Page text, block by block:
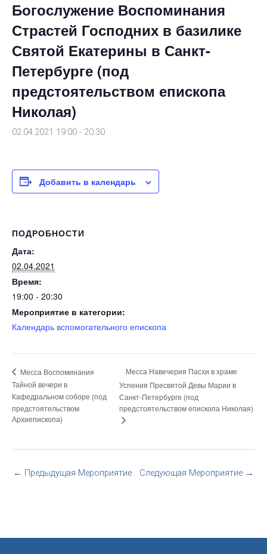
Богослужение Воспоминания
Страстей Господних в базилике
Святой Екатерины в Санкт-
Петербурге (под
предстоятельством епископа
Николая)
02.04.2021 19:00 - 20:30
Добавить в календарь
ПОДРОБНОСТИ
Дата:
02.04.2021
Время:
19:00 - 20:30
Мероприятие в категории:
Календарь вспомогательного епископа
Месса Воспоминания
Тайной вечери в
Кафедральном соборе (под
предстоятельством
Архиепископа)
Месса Навечерия Пасхи в храме
Успения Пресвятой Девы Марии в
Санкт-Петербурге (под
предстоятельством епископа Николая)
← Предыдущая Мероприятие Следующая Мероприятие →